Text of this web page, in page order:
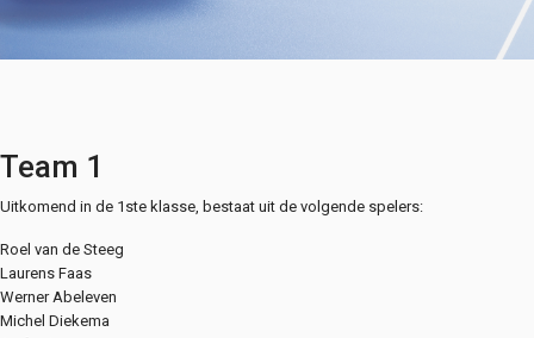
Team 1
Uitkomend in de 1ste klasse, bestaat uit de volgende spelers:
Roel van de Steeg
Laurens Faas
Werner Abeleven
Michel Diekema